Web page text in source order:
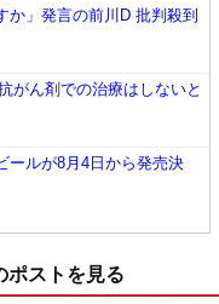
か」発言の前川D 批判殺到
がん剤での治療はしないと
ールが8月4日から発売決
ストを見る